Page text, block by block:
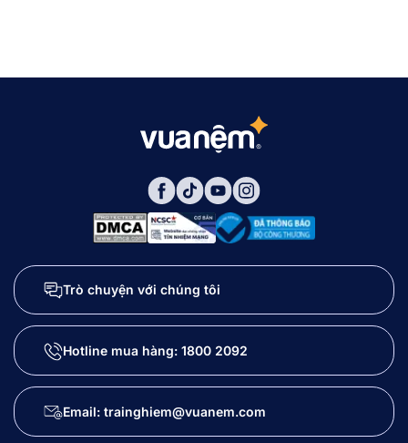
Trò chuyện với chúng tôi
Hotline mua hàng: 1800 2092
Email: trainghiem@vuanem.com